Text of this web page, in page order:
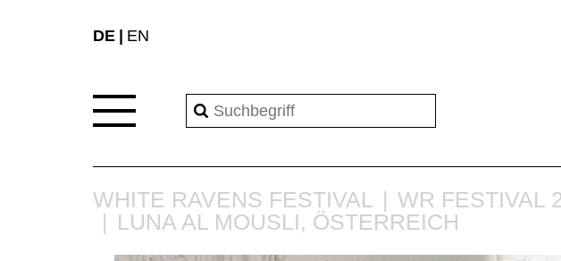
DE EN
WHITE RAVENS FESTIVAL WR FESTIVAL
LUNA AL MOUSLI, ÖSTERREICH